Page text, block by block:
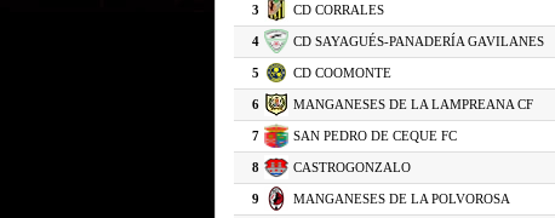
3 CD CORRALES
4 CD SAYAGUÉS-PANADERÍA GAVILANES
5 CD COOMONTE
6 MANGANESES DE LA LAMPREANA CF
7 SAN PEDRO DE CEQUE FC
8 CASTROGONZALO
9 MANGANESES DE LA POLVOROSA